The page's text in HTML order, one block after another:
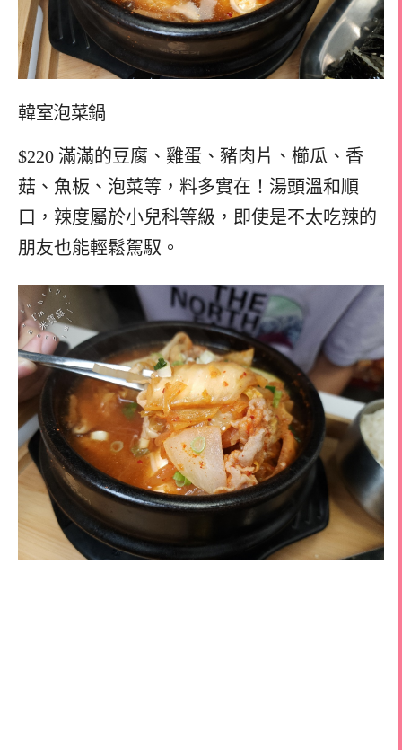
韓室泡菜鍋
$220 滿滿的豆腐、雞蛋、豬肉片、櫛瓜、香
菇、魚板、泡菜等，料多實在！湯頭溫和順
口，辣度屬於小兒科等級，即使是不太吃辣的
朋友也能輕鬆駕馭。